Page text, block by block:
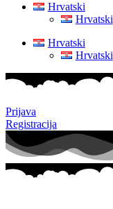
Hrvatski
Hrvatski
Hrvatski
Hrvatski
Prijava
Registracija